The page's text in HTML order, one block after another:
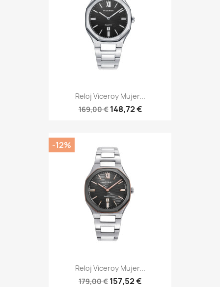
Reloj Viceroy Mujer...
169,00 € 148,72 €
Reloj Viceroy Mujer...
179,00 € 157,52 €
-12%